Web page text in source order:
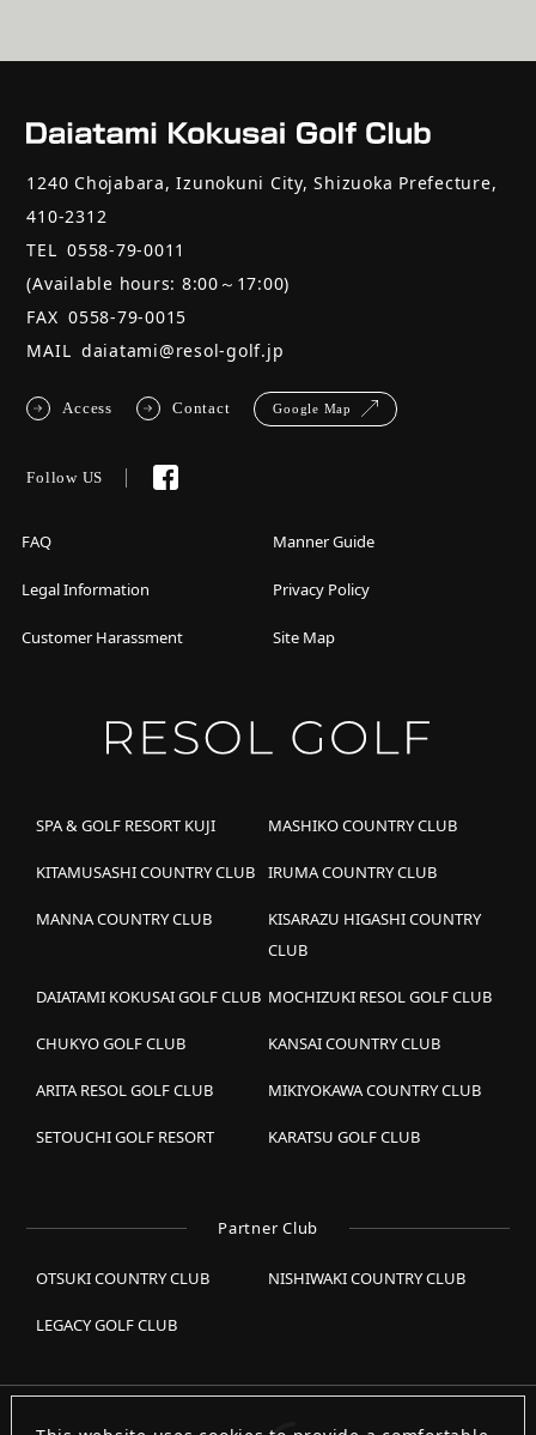
1240 Chojabara, Izunokuni City, Shizuoka Prefecture,
410-2312
TEL 0558-79-0011
(Available hours: 8:00～17:00)
FAX 0558-79-0015
MAIL daiatami@resol-golf.jp
Access Contact Google Map
Follow US
FAQ Manner Guide
Legal Information Privacy Policy
Customer Harassment Site Map
SPA & GOLF RESORT KUJI MASHIKO COUNTRY CLUB
KITAMUSASHI COUNTRY CLUB IRUMA COUNTRY CLUB
MANNA COUNTRY CLUB
KISARAZU HIGASHI COUNTRY
CLUB
DAIATAMI KOKUSAI GOLF CLUB MOCHIZUKI RESOL GOLF CLUB
CHUKYO GOLF CLUB KANSAI COUNTRY CLUB
ARITA RESOL GOLF CLUB MIKIYOKAWA COUNTRY CLUB
SETOUCHI GOLF RESORT KARATSU GOLF CLUB
Partner Club
OTSUKI COUNTRY CLUB NISHIWAKI COUNTRY CLUB
LEGACY GOLF CLUB